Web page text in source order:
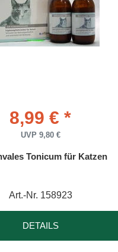
8,99 € *
UVP 9,80 €
Tonicum für Katzen
Art.-Nr. 158923
DETAILS